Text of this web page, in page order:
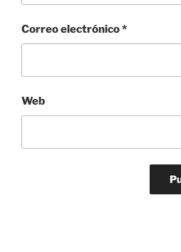
Correo electrónico*
Web